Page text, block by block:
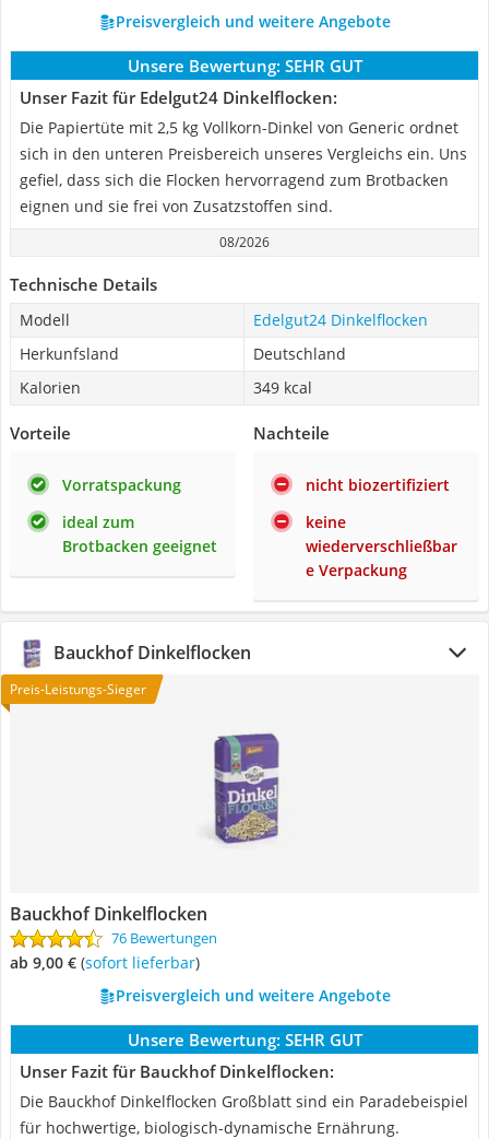
Preisvergleich und weitere Angebote
Unsere Bewertung: SEHR GUT
Unser Fazit für Edelgut24 Dinkelflocken:
Die Papiertüte mit 2,5 kg Vollkorn-Dinkel von Generic ordnet
sich in den unteren Preisbereich unseres Vergleichs ein. Uns
gefiel, dass sich die Flocken hervorragend zum Brotbacken
eignen und sie frei von Zusatzstoffen sind.
08/2026
Technische Details
Modell
Edelgut24 Dinkelflocken
Herkunfsland
Deutschland
Kalorien
349 kcal
Vorteile
Vorratspackung
ideal zum
Brotbacken geeignet
Nachteile
nicht biozertifiziert
keine
wiederverschließbar
e Verpackung
Bauckhof Dinkelflocken
Preis-Leistungs-Sieger
Bauckhof Dinkelflocken
76 Bewertungen
ab 9,00 € ( Sofort lieferbar)
Preisvergleich und weitere Angebote
Unsere Bewertung: SEHR GUT
Unser Fazit für Bauckhof Dinkelflocken:
Die Bauckhof Dinkelflocken Großblatt sind ein Paradebeispiel
für hochwertige, biologisch-dynamische Ernährung.